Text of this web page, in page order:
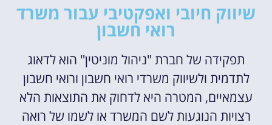
שיווק חיובי ואפקטיבי עבור משרד
רואי חשבון
תפקידה של חברת "ניהול מוניטין" הוא לדאוג
לתדמית ולשיווק משרדי רואי חשבון ורואי חשבון
עצמאיים, המטרה היא לדחוק את התוצאות הלא
רצויות הנוגעות לשם המשרד או לשמו של רואה